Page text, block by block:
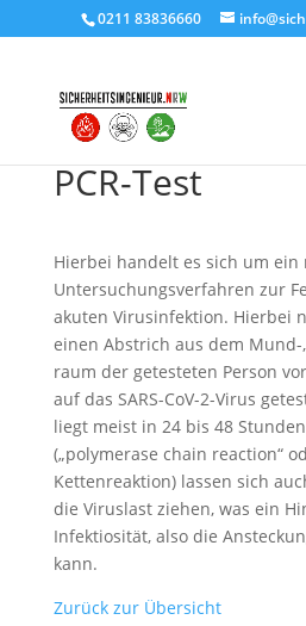
0211 83836660
PCR-Test
Hierbei handelt es sich um ein
Untersuchungs­verfahren zur
akuten Virus­infektion. Hierbei
einen Abstrich aus dem
raum der getesteten Person
auf das SARS-CoV-2-Virus
liegt meist in 24 bis 48
(„polymerase chain reaction“
Ketten­reaktion) lassen sich
die Viruslast ziehen, was ein
Infektiosität, also die
kann.
Zurück zur Übersicht